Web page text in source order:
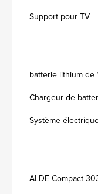
Support pour TV
batterie lithium de
Chargeur de
Système
ALDE Compact